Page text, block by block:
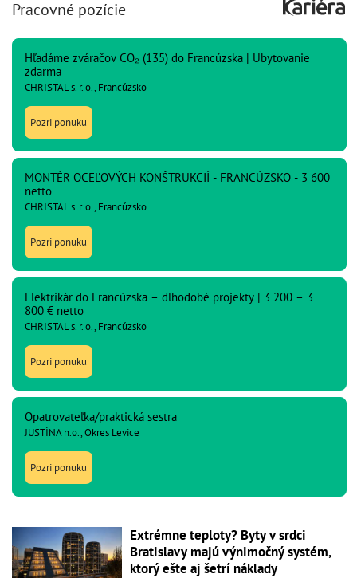
Pracovné pozície
Hľadáme zváračov CO₂ (135) do Francúzska | Ubytovanie
zdarma
CHRISTAL s. r. o., Francúzsko
Pozri ponuku
MONTÉR OCEĽOVÝCH KONŠTRUKCIÍ - FRANCÚZSKO - 3 600
netto
CHRISTAL s. r. o., Francúzsko
Pozri ponuku
Elektrikár do Francúzska – dlhodobé projekty | 3 200 – 3
800 € netto
CHRISTAL s. r. o., Francúzsko
Pozri ponuku
Opatrovateľka/praktická sestra
JUSTÍNA n.o., Okres Levice
Pozri ponuku
Extrémne teploty? Byty v srdci
Bratislavy majú výnimočný systém,
ktorý ešte aj šetrí náklady